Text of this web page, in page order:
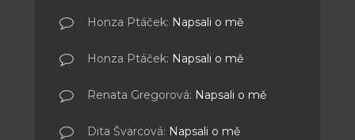
Honza Ptáček: Napsali o mě
Honza Ptáček: Napsali o mě
Renata Gregorová: Napsali o mě
Dita Švarcová: Napsali o mě